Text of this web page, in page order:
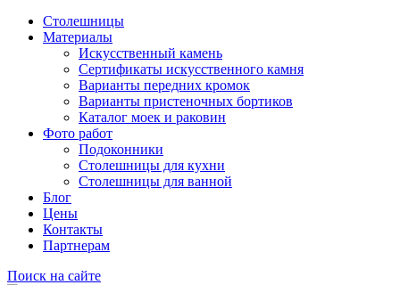
Столешницы
Материалы
Искусственный камень
Сертификаты искусственного камня
Варианты передних кромок
Варианты пристеночных бортиков
Каталог моек и раковин
Фото работ
Подоконники
Столешницы для кухни
Столешницы для ванной
Блог
Цены
Контакты
Партнерам
Поиск на сайте